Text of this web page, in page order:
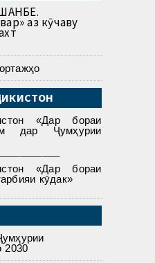
аз кӯчаву
«Дар бораи
дар Ҷумҳурии
«Дар бораи
кӯдак»
2030